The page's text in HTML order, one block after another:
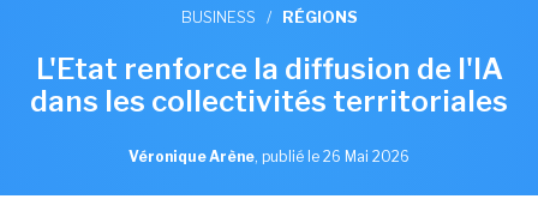
BUSINESS / RÉGIONS
L'Etat renforce la diffusion de l'IA
dans les collectivités territoriales
Véronique Arène, publié le 26 Mai 2026